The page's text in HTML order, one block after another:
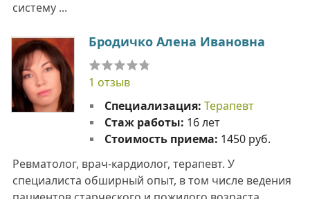
систему ...
Бродичко Алена Ивановна
1 отзыв
Специализация: Терапевт
Стаж работы: 16 лет
Стоимость приема: 1450 руб.
Ревматолог, врач-кардиолог, терапевт. У
специалиста обширный опыт, в том числе ведения